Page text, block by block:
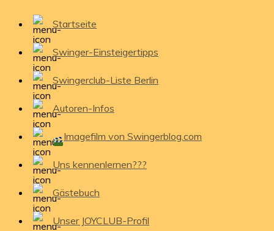
Startseite
Swinger-Einsteigertipps
Swingerclub-Liste Berlin
Autoren-Infos
Imagefilm von Swingerblog.com
Uns kennenlernen???
Gästebuch
Unser JOYCLUB-Profil